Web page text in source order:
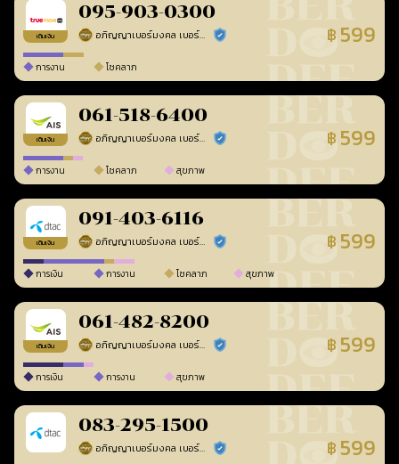
เติมเงิน
095-903-0300
อภิญญาเบอร์มงคล เบอร์สวยเลขศาสตร์ ร้านยืนยันแล้ว ฿ 599
การงาน โชคลาภ
เติมเงิน
061-518-6400
อภิญญาเบอร์มงคล เบอร์สวยเลขศาสตร์ ร้านยืนยันแล้ว ฿ 599
การงาน โชคลาภ สุขภาพ
เติมเงิน
091-403-6116
อภิญญาเบอร์มงคล เบอร์สวยเลขศาสตร์ ร้านยืนยันแล้ว ฿ 599
การเงิน การงาน โชคลาภ สุขภาพ
เติมเงิน
061-482-8200
อภิญญาเบอร์มงคล เบอร์สวยเลขศาสตร์ ร้านยืนยันแล้ว ฿ 599
การเงิน การงาน สุขภาพ
083-295-1500
อภิญญาเบอร์มงคล เบอร์สวยเลขศาสตร์ ร้านยืนยันแล้ว ฿ 599